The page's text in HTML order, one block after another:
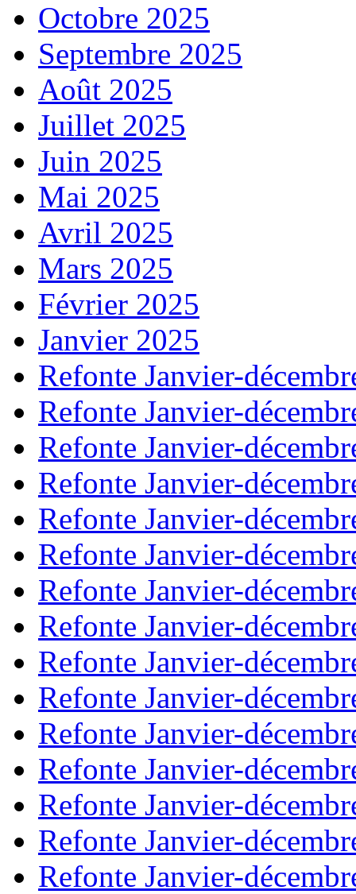
Octobre 2025
Septembre 2025
Août 2025
Juillet 2025
Juin 2025
Mai 2025
Avril 2025
Mars 2025
Février 2025
Janvier 2025
Refonte Janvier-
Refonte Janvier-
Refonte Janvier-
Refonte Janvier-
Refonte Janvier-
Refonte Janvier-
Refonte Janvier-
Refonte Janvier-
Refonte Janvier-
Refonte Janvier-
Refonte Janvier-
Refonte Janvier-
Refonte Janvier-
Refonte Janvier-
Refonte Janvier-